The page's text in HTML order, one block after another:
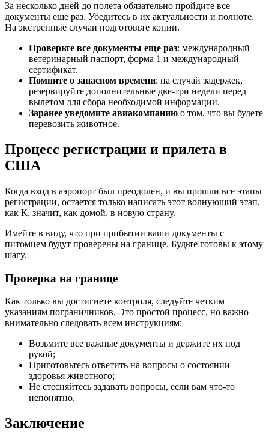
За несколько дней до полета обязательно пройдите все
документы еще раз. Убедитесь в их актуальности и полноте.
На экстренные случаи подготовьте копии.
Проверьте все документы еще раз: международный
ветеринарный паспорт, форма 1 и международный
сертификат.
Помните о запасном времени: на случай задержек,
резервируйте дополнительные две-три недели перед
вылетом для сбора необходимой информации.
Заранее уведомите авиакомпанию о том, что вы будете
перевозить животное.
Процесс регистрации и прилета в
США
Когда вход в аэропорт был преодолен, и вы прошли все этапы
регистрации, остается только написать этот волнующий этап,
как К, значит, как домой, в новую страну.
Имейте в виду, что при прибытии ваши документы с
питомцем будут проверены на границе. Будьте готовы к этому
шагу.
Проверка на границе
Как только вы достигнете контроля, следуйте четким
указаниям пограничников. Это простой процесс, но важно
внимательно следовать всем инструкциям:
Возьмите все важные документы и держите их под
рукой;
Приготовьтесь ответить на вопросы о состоянии
здоровья животного;
Не стесняйтесь задавать вопросы, если вам что-то
непонятно.
Заключение